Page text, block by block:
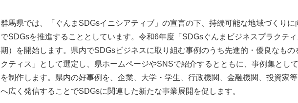
群馬県では、「ぐんまSDGsイニシアティブ」の宣言の下、持続可能な地域づくりに
でSDGsを推進することとしています。令和6年度「SDGsぐんまビジネスプラクテ
期）を開始します。県内でSDGsビジネスに取り組む事例のうち先進的・優良なもの
クティス」として選定し、県ホームページやSNSで紹介するとともに、事例集とし
を制作します。県内の好事例を、企業、大学・学生、行政機関、金融機関、投資家
へ広く発信することでSDGsに関連した新たな事業展開を促します。